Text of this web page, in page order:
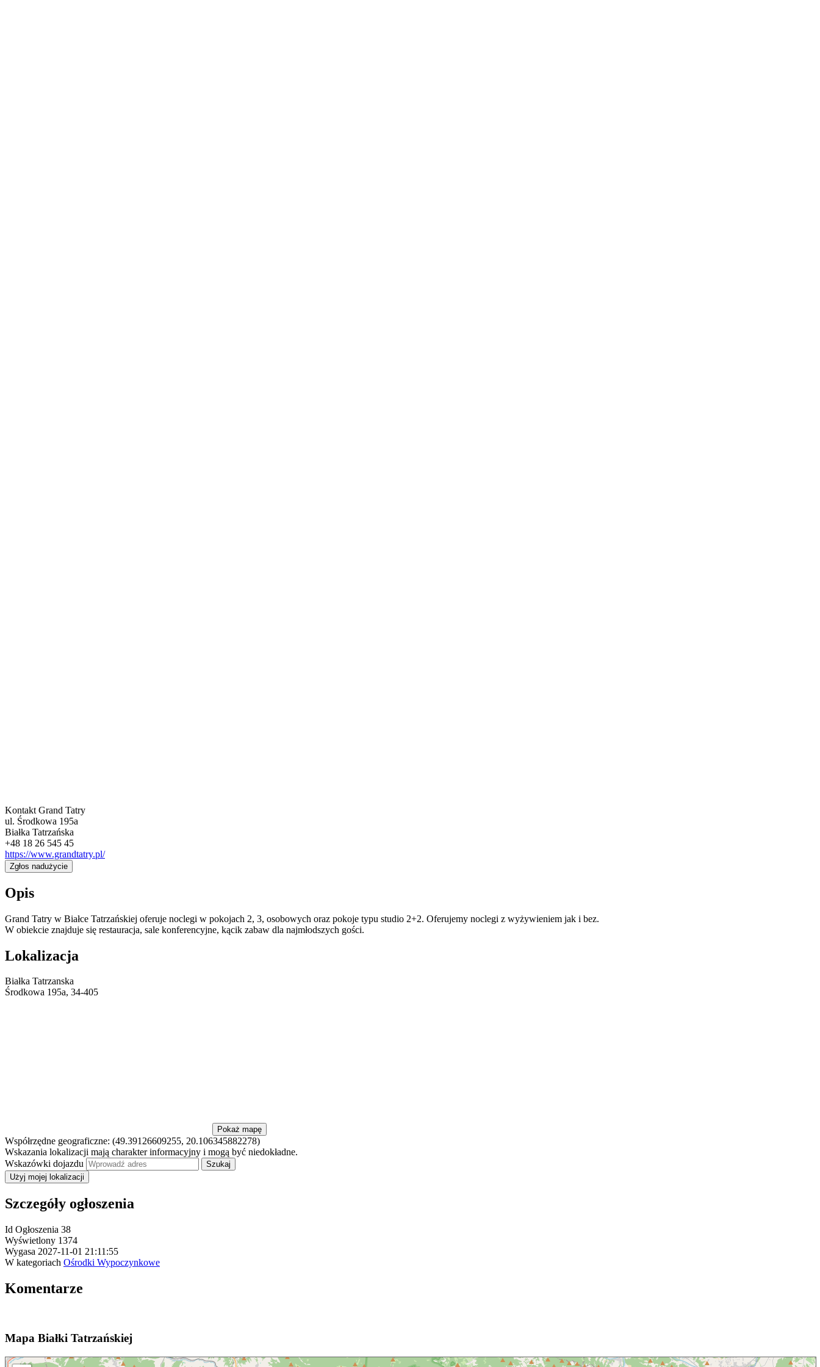
Kontakt Grand Tatry
ul. Środkowa 195a
Białka Tatrzańska
+48 18 26 545 45
https://www.grandtatry.pl/
Zgłos nadużycie
Opis
Grand Tatry w Białce Tatrzańskiej oferuje noclegi w pokojach 2, 3, osobowych oraz pokoje typu studio 2+2. Oferujemy noclegi z wyżywieniem jak i bez.
W obiekcie znajduje się restauracja, sale konferencyjne, kącik zabaw dla najmłodszych gości.
Lokalizacja
Białka Tatrzanska
Środkowa 195a, 34-405
Pokaż mapę
Współrzędne geograficzne: (49.39126609255, 20.106345882278)
Wskazania lokalizacji mają charakter informacyjny i mogą być niedokładne.
Wskazówki dojazdu
Użyj mojej lokalizacji
Szczegóły ogłoszenia
Id Ogłoszenia 38
Wyświetlony 1374
Wygasa 2027-11-01 21:11:55
W kategoriach Ośrodki Wypoczynkowe
Komentarze
Mapa Białki Tatrzańskiej